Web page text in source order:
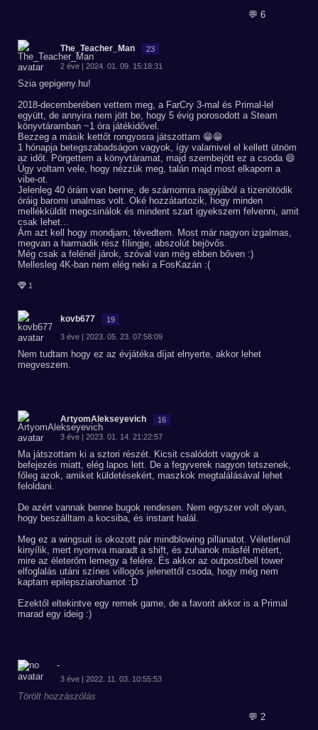
💬 6
The_Teacher_Man 23
2 éve | 2024. 01. 09. 15:18:31
Szia gepigeny.hu!
2018-decemberében vettem meg, a FarCry 3-mal és Primal-lel
együtt, de annyira nem jött be, hogy 5 évig porosodott a Steam
könyvtáramban ~1 óra játékidővel.
Bezzeg a másik kettőt rongyosra játszottam 😁😁
1 hónapja betegszabadságon vagyok, így valamivel el kellett ütnöm
az időt. Pörgettem a könyvtáramat, majd szembejött ez a csoda 😄
Úgy voltam vele, hogy nézzük meg, talán majd most elkapom a
vibe-ot.
Jelenleg 40 órám van benne, de számomra nagyjából a tizenötödik
óráig baromi unalmas volt. Oké hozzátartozik, hogy minden
mellékküldit megcsinálok és mindent szart igyekszem felvenni, amit
csak lehet...
Ám azt kell hogy mondjam, tévedtem. Most már nagyon izgalmas,
megvan a harmadik rész fílingje, abszolút bejövős.
Még csak a felénél járok, szóval van még ebben bőven :)
Mellesleg 4K-ban nem elég neki a FosKazán :(
1
kovb677 19
3 éve | 2023. 05. 23. 07:58:09
Nem tudtam hogy ez az évjátéka díjat elnyerte, akkor lehet
megveszem.
ArtyomAlekseyevich 16
3 éve | 2023. 01. 14. 21:22:57
Ma játszottam ki a sztori részét. Kicsit csalódott vagyok a
befejezés miatt, elég lapos lett. De a fegyverek nagyon tetszenek,
főleg azok, amiket küldetésekért, maszkok megtalálásával lehet
feloldani.
De azért vannak benne bugok rendesen. Nem egyszer volt olyan,
hogy beszálltam a kocsiba, és instant halál.
Meg ez a wingsuit is okozott pár mindblowing pillanatot. Véletlenül
kinyílik, mert nyomva maradt a shift, és zuhanok másfél métert,
mire az életerőm lemegy a felére. És akkor az outpost/bell tower
elfoglalás utáni színes villogós jelenettől csoda, hogy még nem
kaptam epilepsziarohamot :D
Ezektől eltekintve egy remek game, de a favorit akkor is a Primal
marad egy ideig :)
-
3 éve | 2022. 11. 03. 10:55:53
Törölt hozzászólás
💬 2